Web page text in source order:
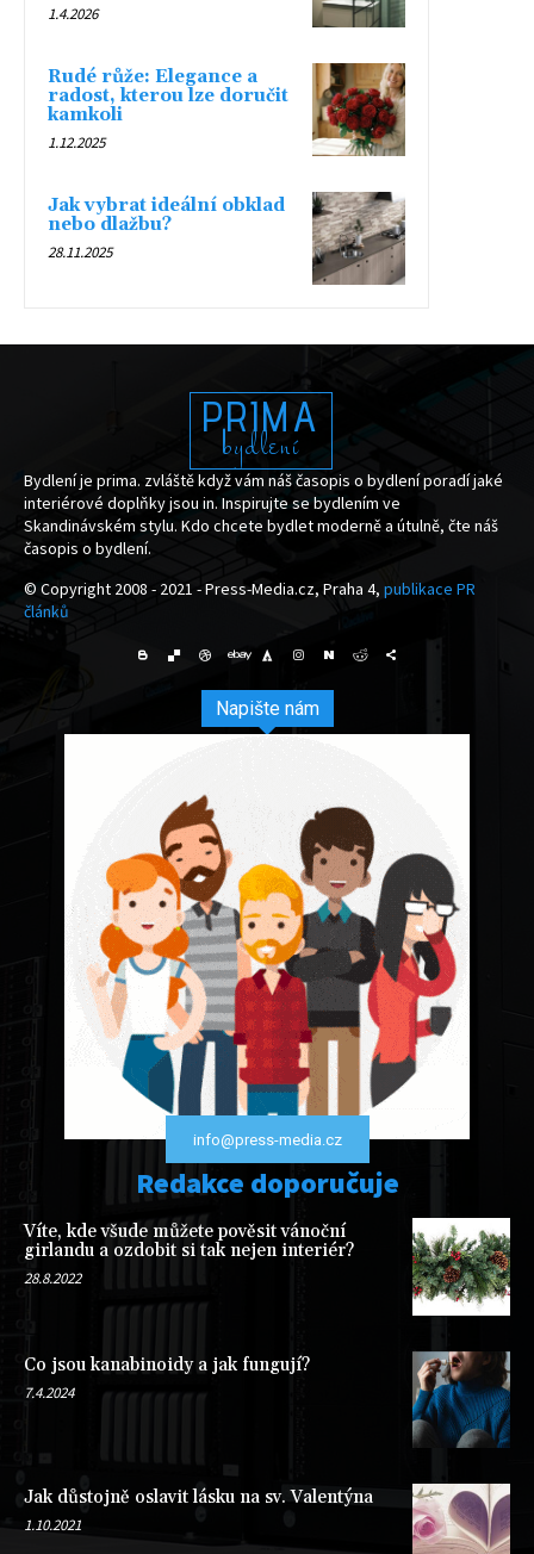
1.4.2026
Rudé růže: Elegance a
radost, kterou lze doručit
kamkoli
1.12.2025
Jak vybrat ideální obklad
nebo dlažbu?
28.11.2025
PRIMA
bydlení
Bydlení je prima. zvláště když vám náš časopis o bydlení poradí jaké
interiérové doplňky jsou in. Inspirujte se bydlením ve
Skandinávském stylu. Kdo chcete bydlet moderně a útulně, čte náš
časopis o bydlení.
© Copyright 2008 - 2021 - Press-Media.cz, Praha 4, publikace PR
článků
Napište nám
info@press-media.cz
Redakce doporučuje
Víte, kde všude můžete pověsit vánoční
girlandu a ozdobit si tak nejen interiér?
28.8.2022
Co jsou kanabinoidy a jak fungují?
7.4.2024
Jak důstojně oslavit lásku na sv. Valentýna
1.10.2021